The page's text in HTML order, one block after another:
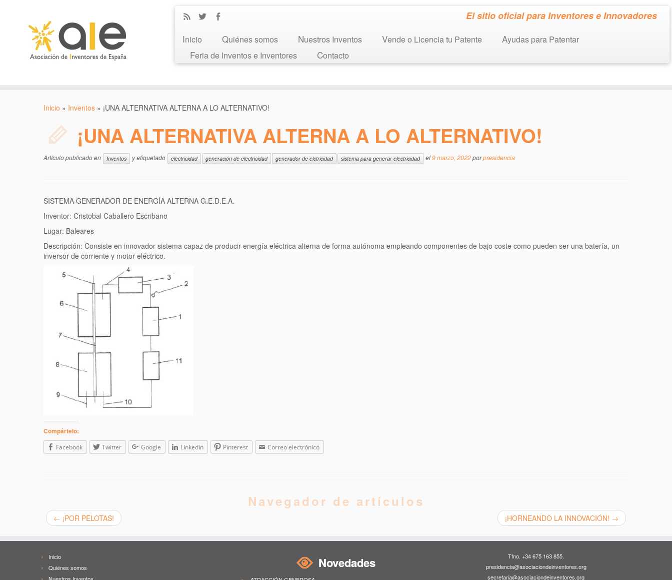
El sitio oficial para Inventores e Innovadores
Inicio Quiénes somos Nuestros Inventos Vende o Licencia tu Patente
Ayudas para Patentar
Feria de Inventos e Inventores
Contacto
Inicio » Inventos » ¡UNA ALTERNATIVA ALTERNA A LO ALTERNATIVO!
¡UNA ALTERNATIVA ALTERNA A LO ALTERNATIVO!
Artículo publicado en Inventos y etiquetado electricidad generación de electricidad generador de elctricidad sistema para generar electricidad el9 marzo, 2022porpresidencia
SISTEMA GENERADOR DE ENERGÍA ALTERNA G.E.D.E.A.
Inventor: Cristobal Caballero Escribano
Lugar: Baleares
Descripción: Consiste en innovador sistema capaz de producir energía eléctrica alterna de forma autónoma empleando componentes de bajo coste como pueden ser una batería, un
inversor de corriente y motor eléctrico.
Compártelo:
Facebook Twitter Google LinkedIn Pinterest Correo electrónico
Navegador de artículos
← ¡POR PELOTAS! ¡HORNEANDO LA INNOVACIÓN! →
Inicio
Quiénes somos
Nuestros Inventos
Novedades
Tfno. +34 675 163 855.
presidencia@asociaciondeinventores.org
secretaria@asociaciondeinventores.org